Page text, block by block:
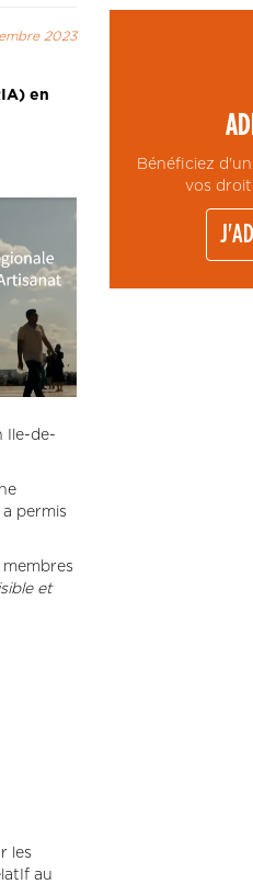
2023
en
Ile-de-
permis
et
les
au
Bénéficiez
vos